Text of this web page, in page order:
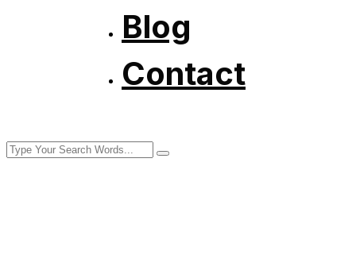
Blog
Contact